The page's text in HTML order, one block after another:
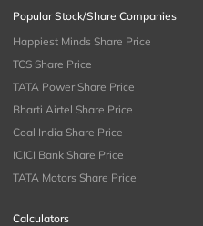
Popular Stock/Share Companies
Happiest Minds Share Price
TCS Share Price
TATA Power Share Price
Bharti Airtel Share Price
Coal India Share Price
ICICI Bank Share Price
TATA Motors Share Price
Calculators